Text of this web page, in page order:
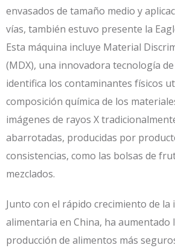
envasados de tamaño medio y
vías, también estuvo presente la
Esta máquina incluye Material
(MDX), una innovadora tecnología
identifica los contaminantes físicos
composición química de los
imágenes de rayos X
abarrotadas, producidas por
consistencias, como las bolsas de
mezclados.
Junto con el rápido crecimiento de la
alimentaria en China, ha aumentado
producción de alimentos más